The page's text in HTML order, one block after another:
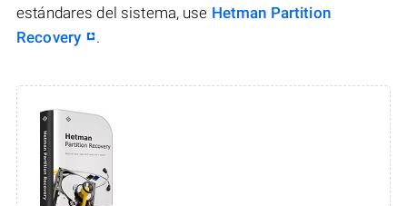
estándares del sistema, use Hetman Partition
Recovery
.